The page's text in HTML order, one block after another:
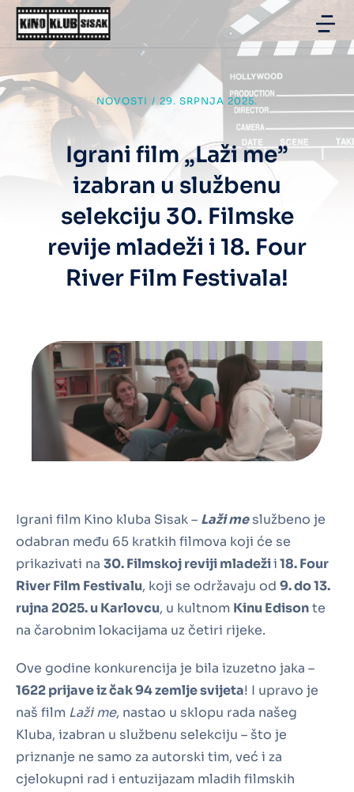
NOVOSTI / 29. SRPNJA 2025.
Igrani film „Laži me”
izabran u službenu
selekciju 30. Filmske
revije mladeži i 18. Four
River Film Festivala!
Igrani film Kino kluba Sisak – Laži meslužbeno je
odabran među 65 kratkih filmova koji će se
prikazivati na 30. Filmskoj reviji mladežii18. Four
River Film Festivalu, koji se održavaju od 9. do 13.
rujna 2025. u Karlovcu, u kultnom Kinu Edisonte
na čarobnim lokacijama uz četiri rijeke.
Ove godine konkurencija je bila izuzetno jaka –
1622 prijave iz čak 94 zemlje svijeta! I upravo je
naš film Laži me, nastao u sklopu rada našeg
Kluba, izabran u službenu selekciju – što je
priznanje ne samo za autorski tim, već i za
cjelokupni rad i entuzijazam mladih filmskih